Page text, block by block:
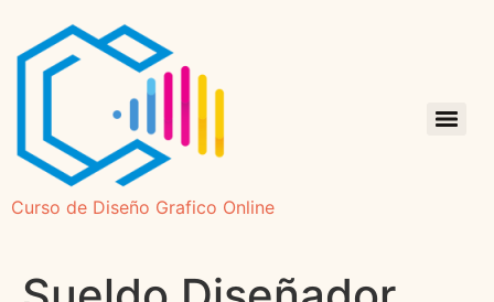
Curso de Diseño Grafico Online